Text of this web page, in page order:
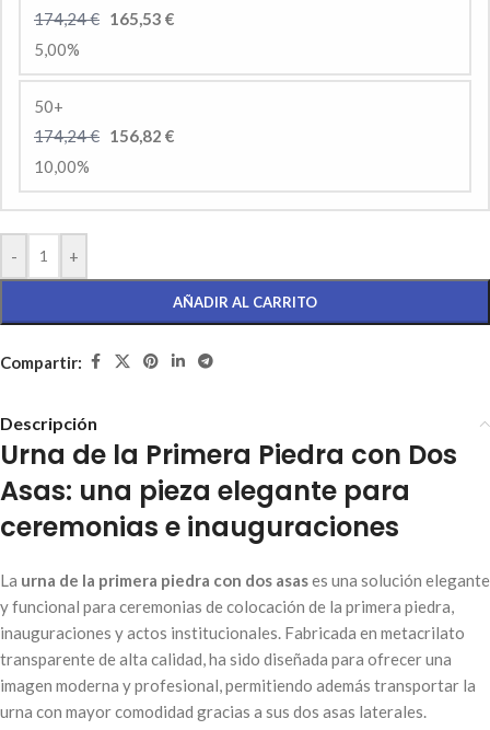
174,24 € 165,53 €
5,00%
50+
174,24 € 156,82 €
10,00%
- +
AÑADIR AL CARRITO
Compartir:
Descripción
Urna de la Primera Piedra con Dos
Asas: una pieza elegante para
ceremonias e inauguraciones
La urna de la primera piedra con dos asases una solución elegante
y funcional para ceremonias de colocación de la primera piedra,
inauguraciones y actos institucionales. Fabricada en metacrilato
transparente de alta calidad, ha sido diseñada para ofrecer una
imagen moderna y profesional, permitiendo además transportar la
urna con mayor comodidad gracias a sus dos asas laterales.